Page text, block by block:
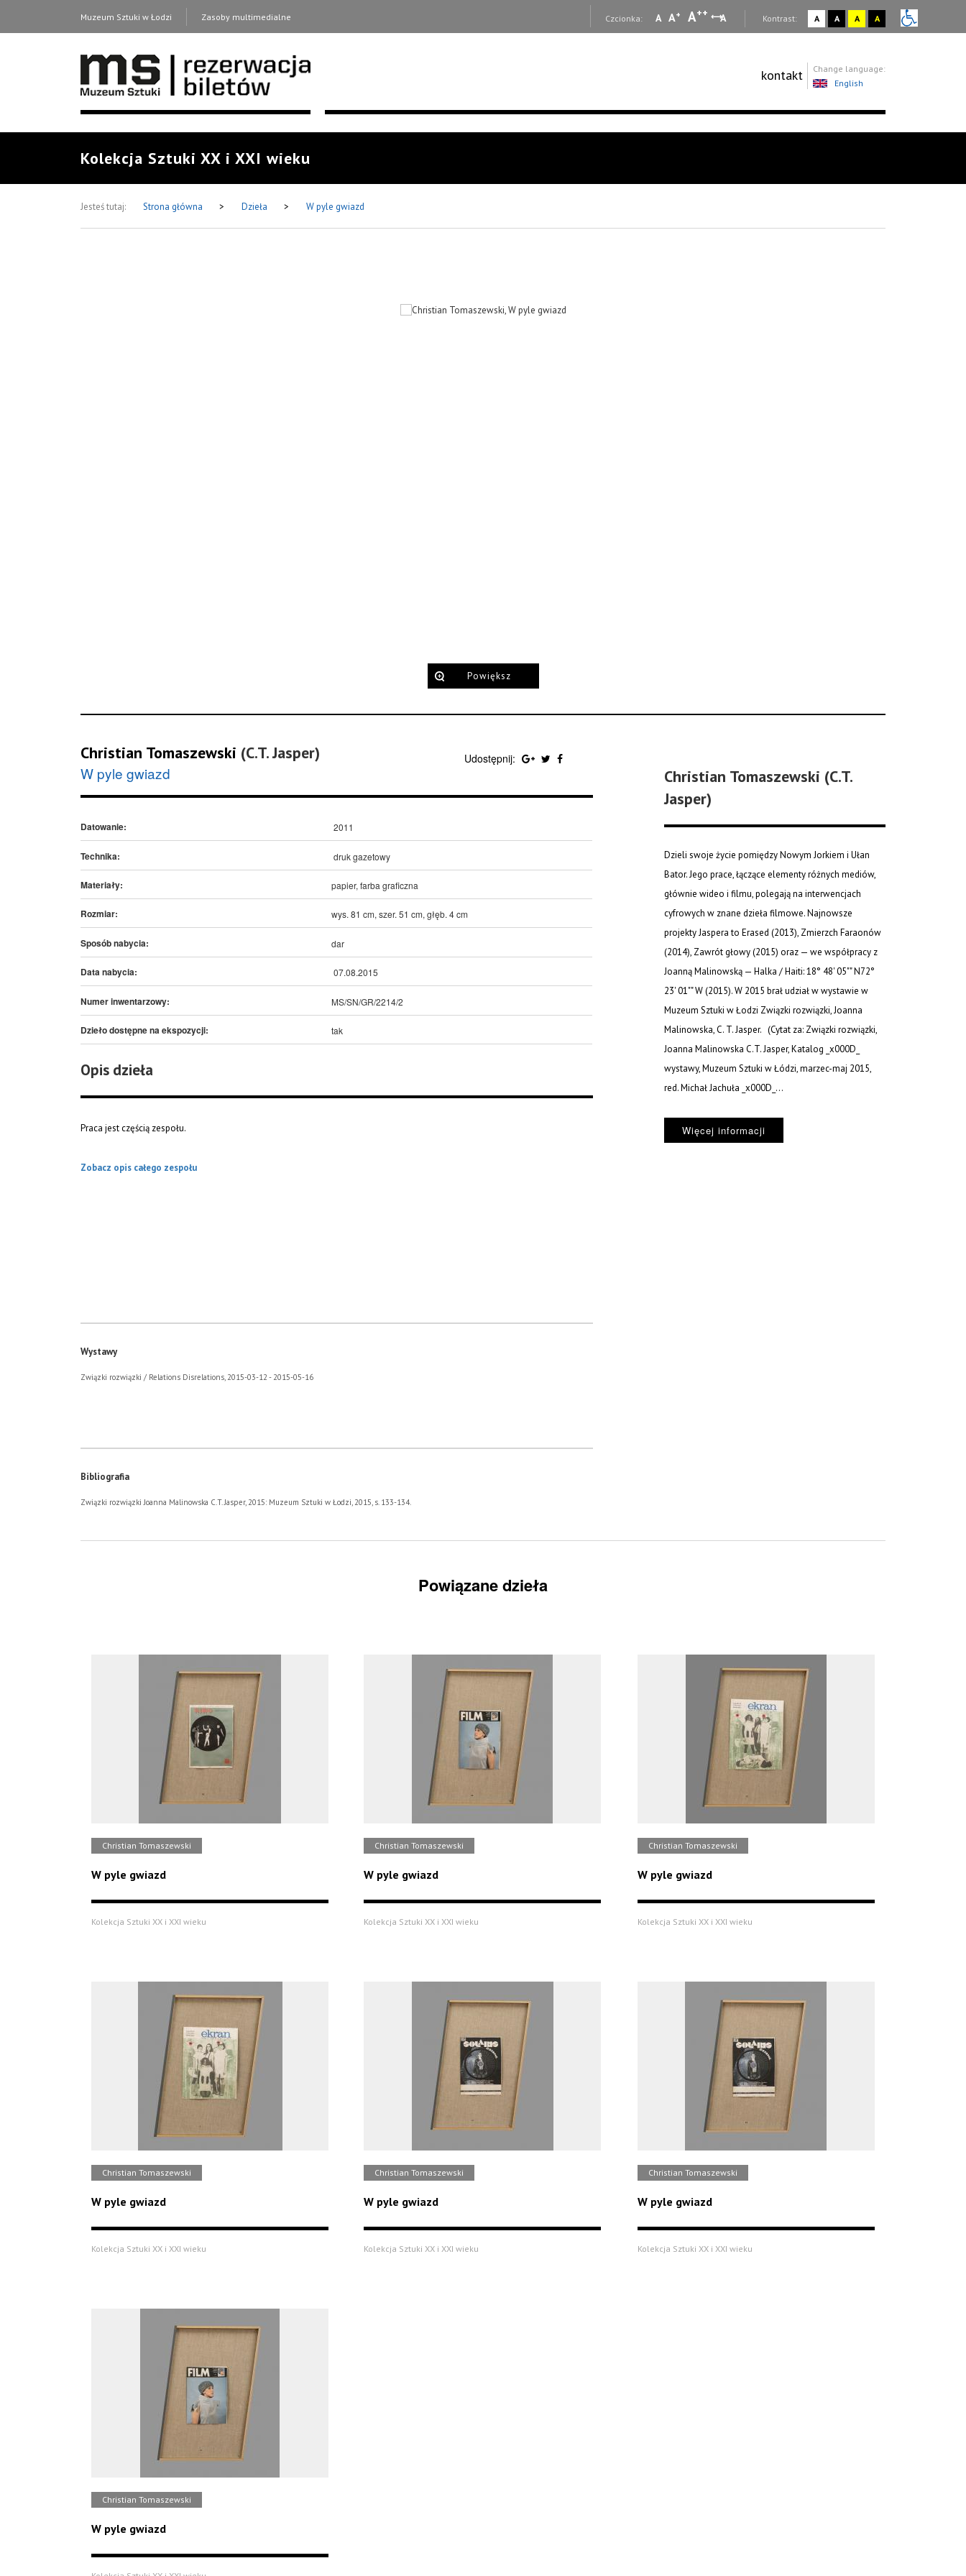
Muzeum Sztuki w Łodzi Zasoby multimedialne Czcionka: A A+ A++ A Kontrast: A A A A
kontakt
Change language:
English
Kolekcja Sztuki XX i XXI wieku
Jesteś tutaj: Strona główna > Dzieła > W pyle gwiazd
Powiększ
Christian Tomaszewski (C.T. Jasper)
W pyle gwiazd
Udostępnij:
Datowanie: 2011
Technika: druk gazetowy
Materiały: papier, farba graficzna
Rozmiar: wys. 81 cm, szer. 51 cm, głęb. 4 cm
Sposób nabycia: dar
Data nabycia: 07.08.2015
Numer inwentarzowy: MS/SN/GR/2214/2
Dzieło dostępne na ekspozycji: tak
Opis dzieła
Praca jest częścią zespołu.
Zobacz opis całego zespołu
Wystawy
Związki rozwiązki / Relations Disrelations, 2015-03-12 - 2015-05-16
Bibliografia
Związki rozwiązki Joanna Malinowska C.T. Jasper, 2015: Muzeum Sztuki w Łodzi, 2015, s. 133-134.
Christian Tomaszewski (C.T.
Jasper)
Dzieli swoje życie pomiędzy Nowym Jorkiem i Ułan
Bator. Jego prace, łączące elementy różnych mediów,
głównie wideo i filmu, polegają na interwencjach
cyfrowych w znane dzieła filmowe. Najnowsze
projekty Jaspera to Erased (2013), Zmierzch Faraonów
(2014), Zawrót głowy (2015) oraz — we współpracy z
Joanną Malinowską — Halka / Haiti: 18° 48' 05"" N72°
23' 01"" W (2015). W 2015 brał udział w wystawie w
Muzeum Sztuki w Łodzi Związki rozwiązki, Joanna
Malinowska, C. T. Jasper. (Cytat za: Związki rozwiązki,
Joanna Malinowska C.T. Jasper, Katalog _x000D_
wystawy, Muzeum Sztuki w Łódzi, marzec-maj 2015,
red. Michał Jachuła _x000D_...
Więcej informacji
Powiązane dzieła
Christian Tomaszewski
W pyle gwiazd
Kolekcja Sztuki XX i XXI wieku
Christian Tomaszewski
W pyle gwiazd
Kolekcja Sztuki XX i XXI wieku
Christian Tomaszewski
W pyle gwiazd
Kolekcja Sztuki XX i XXI wieku
Christian Tomaszewski
W pyle gwiazd
Kolekcja Sztuki XX i XXI wieku
Christian Tomaszewski
W pyle gwiazd
Kolekcja Sztuki XX i XXI wieku
Christian Tomaszewski
W pyle gwiazd
Kolekcja Sztuki XX i XXI wieku
Christian Tomaszewski
W pyle gwiazd